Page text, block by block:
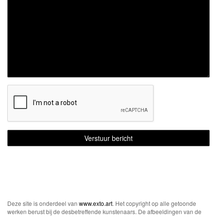
Deze site is onderdeel van www.exto.art. Het copyright op alle getoonde
werken berust bij de desbetreffende kunstenaars. De afbeeldingen van de